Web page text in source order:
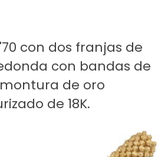
con dos franjas de
con bandas de
de oro
de 18K.